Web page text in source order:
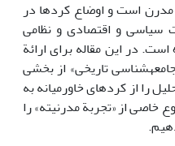
مدرن است و اوضاع کردها در
سیاسی و اقتصادی و نظامی
در این مقاله برای ارائة
تاریخی» از بخشی
را از کردهای خاورمیانه به
خاصی از «تجربة مدرنیته» را